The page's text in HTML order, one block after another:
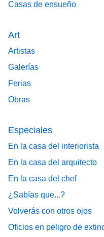
Casas de ensueño
Art
Artistas
Galerías
Ferias
Obras
Especiales
En la casa del interiorista
En la casa del arquitecto
En la casa del chef
¿Sabías que...?
Volverás con otros ojos
Oficios en peligro de